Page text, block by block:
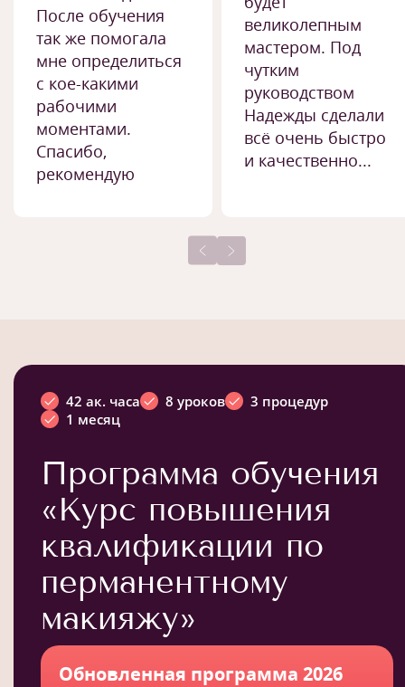
После обучения
так же помогала
мне определиться
с кое-какими
рабочими
моментами.
Спасибо,
рекомендую
великолепным
мастером. Под
чутким
руководством
Надежды сделали
всё очень быстро
и качественно...
42 ак. часа 8 уроков
3 процедур
1 месяц
Программа обучения
«Курс повышения
квалификации по
перманентному
макияжу»
Обновленная программа 2026